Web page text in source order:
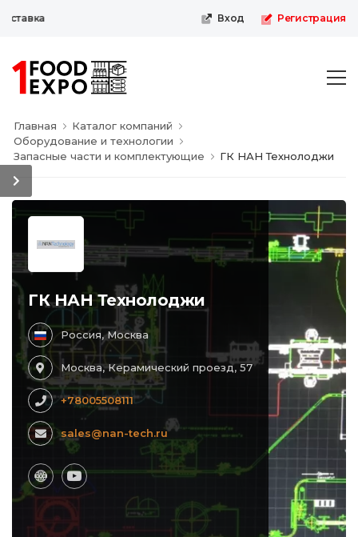
Вход Регистрация
Главная
Каталог компаний
Оборудование и технологии
Запасные части и комплектующие
ГК НАН Технолоджи
ГК НАН Технолоджи
Россия, Москва
Москва, Керамический проезд, 57
+78005508111
sales@nan-tech.ru